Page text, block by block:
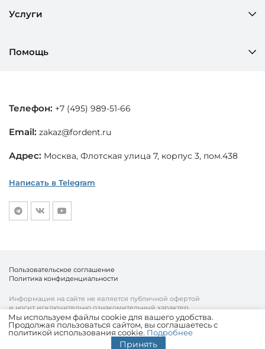
Услуги
Помощь
Телефон: +7 (495) 989-51-66
Email: zakaz@fordent.ru
Адрес: Москва, Флотская улица 7, корпус 3, пом.438
Написать в Telegram
© «Fordent», 2010—2026
Комплексный подход к вашему бизнесу
Информация на сайте не является публичной офертой
и носит исключительно ознакомительный характер.
Пользовательское соглашение
Политика конфиденциальности
Мы используем файлы cookie для вашего удобства.
Продолжая пользоваться сайтом, вы соглашаетесь с
политикой использования cookie. Подробнее
Принять